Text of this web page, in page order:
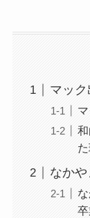
マッ
なかや
卒